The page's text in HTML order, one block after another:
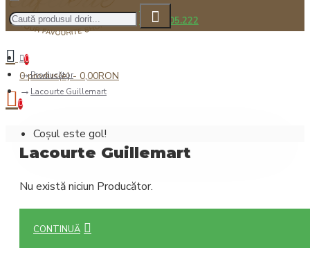
0722.505.222
0
0 produs(e) - 0,00RON
0
Coșul este gol!
Producător
Lacourte Guillemart
Lacourte Guillemart
Nu există niciun Producător.
CONTINUĂ